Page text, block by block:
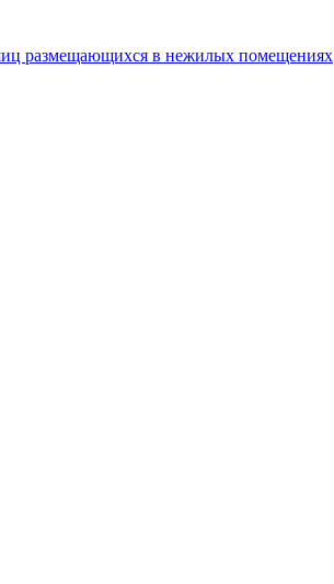
размещающихся в нежилых помещениях